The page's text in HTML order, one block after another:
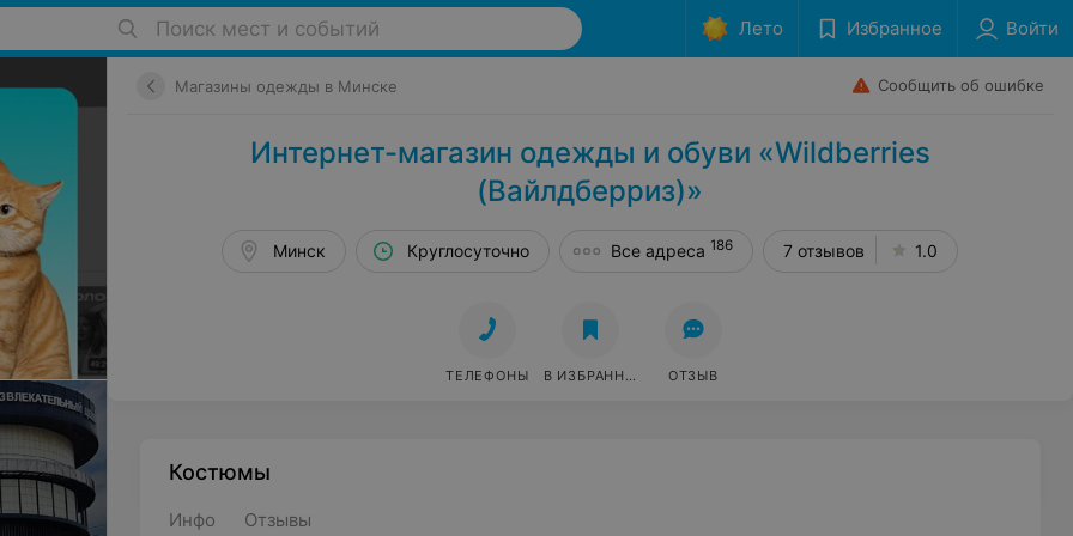
Поиск мест и событий Лето Избранное Войти
Магазины одежды в Минске Сообщить об ошибке
Интернет-магазин одежды и обуви «Wildberries
(Вайлдберриз)»
Минск Круглосуточно Все адреса 186 7 отзывов 1.0
ТЕЛЕФОНЫ В ИЗБРАННОЕ ОТЗЫВ
Костюмы
Инфо Отзывы